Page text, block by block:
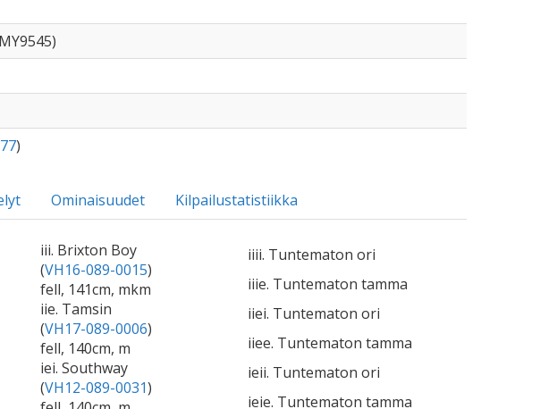
)
Ominaisuudet Kilpailustatistiikka
iii. Brixton Boy
(VH16-089-0015)
fell, 141cm, mkm
iiii. Tuntematon ori
iiie. Tuntematon tamma
iie. Tamsin
(VH17-089-0006)
fell, 140cm, m
iiei. Tuntematon ori
iiee. Tuntematon tamma
iei. Southway
(VH12-089-0031)
ieii. Tuntematon ori
ieie. Tuntematon tamma